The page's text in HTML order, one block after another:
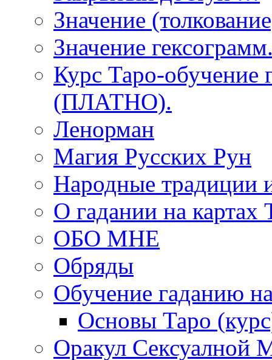
Значение
Значение
Курс Таро-обучение
(ПЛАТНО).
Ленорман
Магия Русских Рун
Народные традиции
О гадании на картах
ОБО МНЕ
Обряды
Обучение гаданию
Основы Таро
Оракул Сексуалной